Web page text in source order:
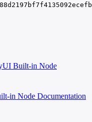
Built-in Node
in Node Documentation